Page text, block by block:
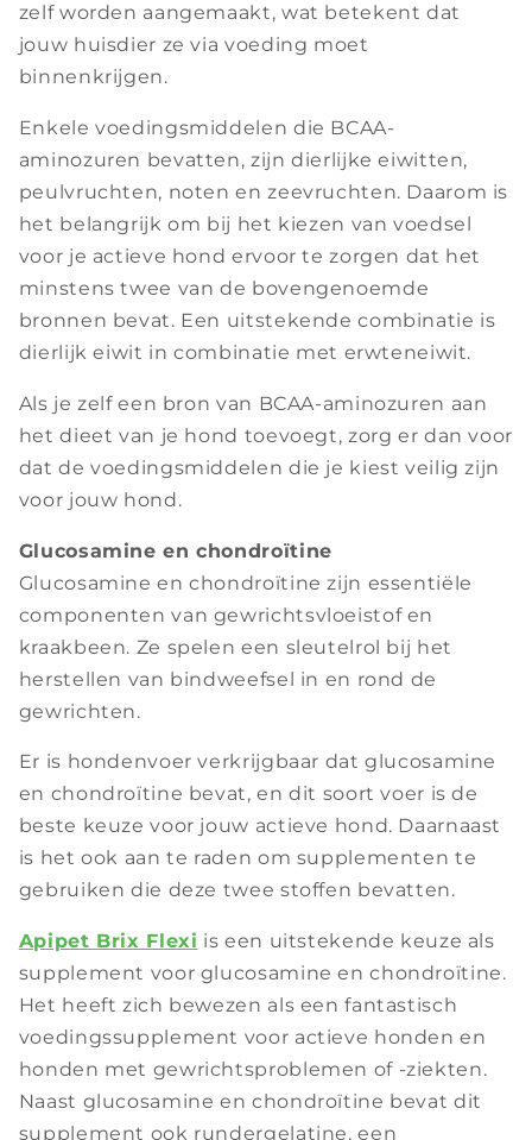
zelf worden aangemaakt, wat betekent dat
jouw huisdier ze via voeding moet
binnenkrijgen.
Enkele voedingsmiddelen die BCAA-
aminozuren bevatten, zijn dierlijke eiwitten,
peulvruchten, noten en zeevruchten. Daarom is
het belangrijk om bij het kiezen van voedsel
voor je actieve hond ervoor te zorgen dat het
minstens twee van de bovengenoemde
bronnen bevat. Een uitstekende combinatie is
dierlijk eiwit in combinatie met erwteneiwit.
Als je zelf een bron van BCAA-aminozuren aan
het dieet van je hond toevoegt, zorg er dan voor
dat de voedingsmiddelen die je kiest veilig zijn
voor jouw hond.
Glucosamine en chondroïtine
Glucosamine en chondroïtine zijn essentiële
componenten van gewrichtsvloeistof en
kraakbeen. Ze spelen een sleutelrol bij het
herstellen van bindweefsel in en rond de
gewrichten.
Er is hondenvoer verkrijgbaar dat glucosamine
en chondroïtine bevat, en dit soort voer is de
beste keuze voor jouw actieve hond. Daarnaast
is het ook aan te raden om supplementen te
gebruiken die deze twee stoffen bevatten.
Apipet Brix Flexi is een uitstekende keuze als
supplement voor glucosamine en chondroïtine.
Het heeft zich bewezen als een fantastisch
voedingssupplement voor actieve honden en
honden met gewrichtsproblemen of -ziekten.
Naast glucosamine en chondroïtine bevat dit
supplement ook rundergelatine, een